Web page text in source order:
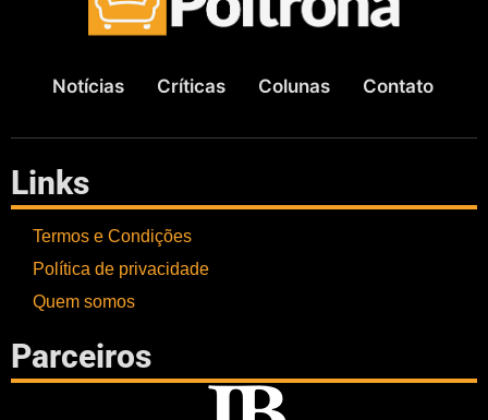
Notícias Críticas Colunas Contato
Links
Termos e Condições
Política de privacidade
Quem somos
Parceiros